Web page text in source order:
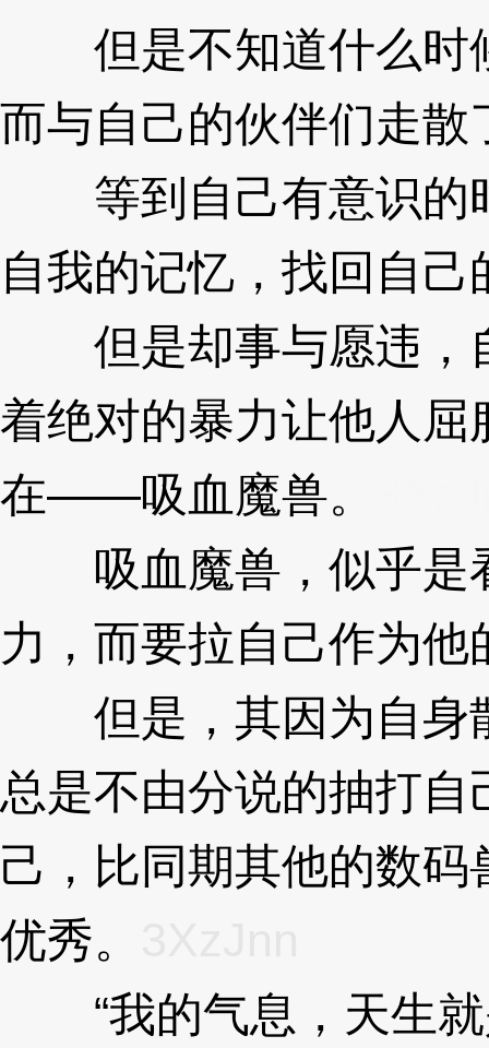
但是不知道什么时
而与自己的伙伴们走散
等到自己有意识的
自我的记忆，找回自
但是却事与愿违，
着绝对的暴力让他人
在——吸血魔兽。
吸血魔兽，似乎是
力，而要拉自己作为他
但是，其因为自身
总是不由分说的抽打
己，比同期其他的数
优秀。
“我的气息，天生就